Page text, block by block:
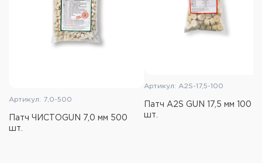
Артикул: 7,0-500
Патч ЧИСТОGUN 7,0 мм 500
шт.
Артикул: A2S-17,5-100
Патч A2S GUN 17,5 мм 100
шт.